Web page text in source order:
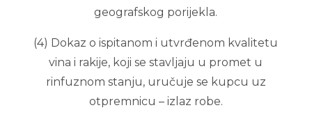
geografskog porijekla.
(4) Dokaz o ispitanom i utvrđenom kvalitetu
vina i rakije, koji se stavljaju u promet u
rinfuznom stanju, uručuje se kupcu uz
otpremnicu – izlaz robe.